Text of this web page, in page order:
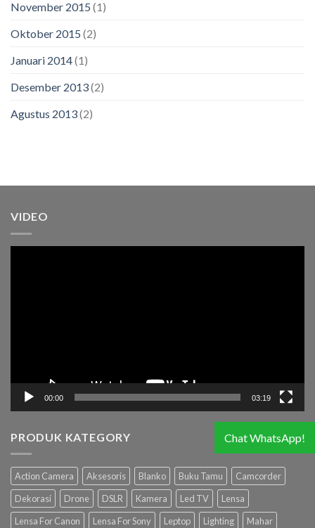
November 2015 (1)
Oktober 2015 (2)
Januari 2014(1)
Desember 2013(2)
Agustus 2013(2)
VIDEO
00:00 03:19
PRODUK KATEGORY
Action Camera Aksesoris Blanko Buku Tamu
Camcorder
Dekorasi
Drone DSLR Kamera Led TV
Lensa
Lensa For Canon
Lensa For Sony Leptop Lighting
Mahar
Chat WhatsApp!